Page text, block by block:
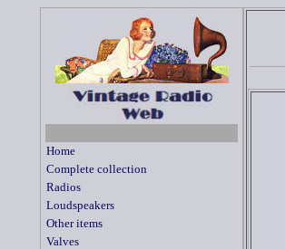
Home
Complete collection
Radios
Loudspeakers
Other items
Valves